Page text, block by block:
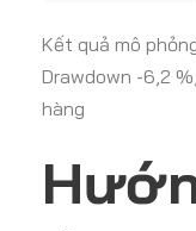
Kết quả mô
Drawdown -6,2
hàng